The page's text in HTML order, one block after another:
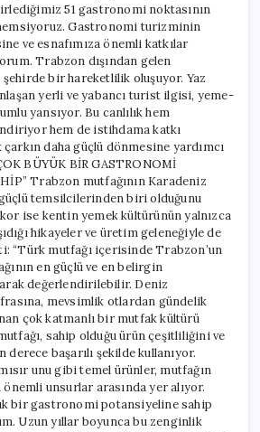
51 gastronomi noktasının
Gastronomi turizminin
ve esnafımıza önemli katkılar
Trabzon dışından gelen
bir hareketlilik oluşuyor. Yaz
yerli ve yabancı turist ilgisi, yeme-
yansıyor. Bu canlılık hem
hem de istihdama katkı
daha güçlü dönmesine yardımcı
BÜYÜK BİR GASTRONOMİ
Trabzon mutfağının Karadeniz
temsilcilerinden biri olduğunu
ise kentin yemek kültürünün yalnızca
hikayeler ve üretim geleneğiyle de
“Türk mutfağı içerisinde Trabzon’un
en güçlü ve en belirgin
değerlendirilebilir. Deniz
mevsimlik otlardan gündelik
çok katmanlı bir mutfak kültürü
sahip olduğu ürün çeşitliliğini ve
başarılı şekilde kullanıyor.
unu gibi temel ürünler, mutfağın
unsurlar arasında yer alıyor.
bir gastronomi potansiyeline sahip
Uzun yıllar boyunca bu zenginlik